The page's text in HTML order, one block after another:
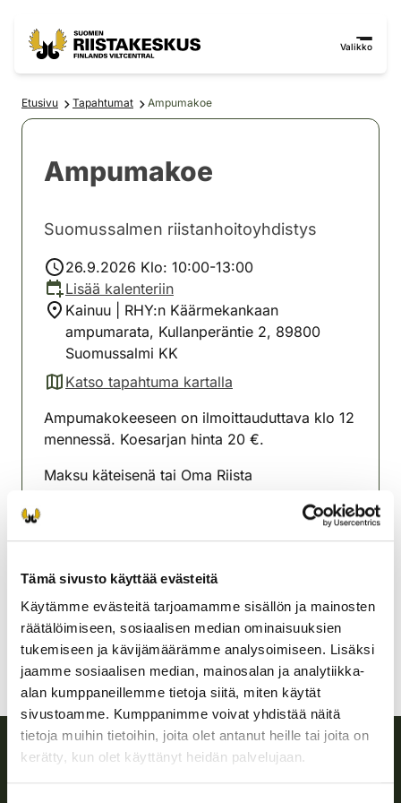
Tämä sivusto käyttää evästeitä
Käytämme evästeitä tarjoamamme sisällön ja mainosten
räätälöimiseen, sosiaalisen median ominaisuuksien
tukemiseen ja kävijämäärämme analysoimiseen. Lisäksi
jaamme sosiaalisen median, mainosalan ja analytiikka-
alan kumppaneillemme tietoja siitä, miten käytät
sivustoamme. Kumppanimme voivat yhdistää näitä
tietoja muihin tietoihin, joita olet antanut heille tai joita on
kerätty, kun olet käyttänyt heidän palvelujaan.
Valikko
Etusivu Tapahtumat Ampumakoe
Ampumakoe
Suomussalmen riistanhoitoyhdistys
26.9.2026 Klo: 10:00-13:00
Lisää kalenteriin
Kainuu | RHY:n Käärmekankaan
ampumarata, Kullanperäntie 2, 89800
Suomussalmi KK
Katso tapahtuma kartalla
(avautuu uuteen välilehteen)
Ampumakokeeseen on ilmoittauduttava klo 12
mennessä. Koesarjan hinta 20 €.
Maksu käteisenä tai Oma Riista
Suomussalmen riistanhoitoyhdistys
040-7359700
suomussalmi@rhy.riista.fi